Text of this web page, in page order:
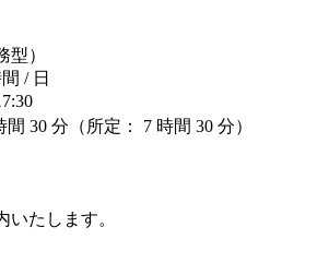
）
/ 日
30 分（所定： 7 時間 30 分）
たします。